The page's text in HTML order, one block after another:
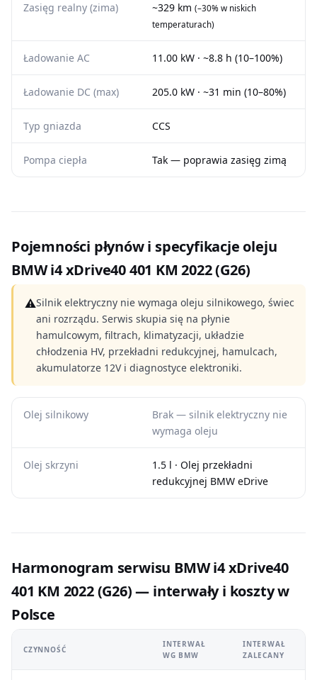
Zasięg realny (zima) ~329 km (–30% w niskich
temperaturach)
Ładowanie AC 11.00 kW · ~8.8 h (10–100%)
Ładowanie DC (max) 205.0 kW · ~31 min (10–80%)
Typ gniazda CCS
Pompa ciepła Tak — poprawia zasięg zimą
Pojemności płynów i specyfikacje oleju
BMW i4 xDrive40 401 KM 2022 (G26)
⚠Silnik elektryczny nie wymaga oleju silnikowego, świec
ani rozrządu. Serwis skupia się na płynie
hamulcowym, filtrach, klimatyzacji, układzie
chłodzenia HV, przekładni redukcyjnej, hamulcach,
akumulatorze 12V i diagnostyce elektroniki.
Olej silnikowy
Brak — silnik elektryczny nie
wymaga oleju
Olej skrzyni
1.5 l · Olej przekładni
redukcyjnej BMW eDrive
Harmonogram serwisu BMW i4 xDrive40
401 KM 2022 (G26) — interwały i koszty w
Polsce
CZYNNOŚĆ
INTERWAŁ
WG BMW
INTERWAŁ
ZALECANY